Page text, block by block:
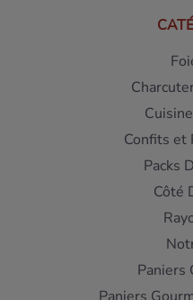
Confits et
Packs
Côté
Paniers